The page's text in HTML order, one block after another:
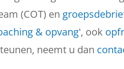
(COT) en
& opvang', ook
neemt u dan